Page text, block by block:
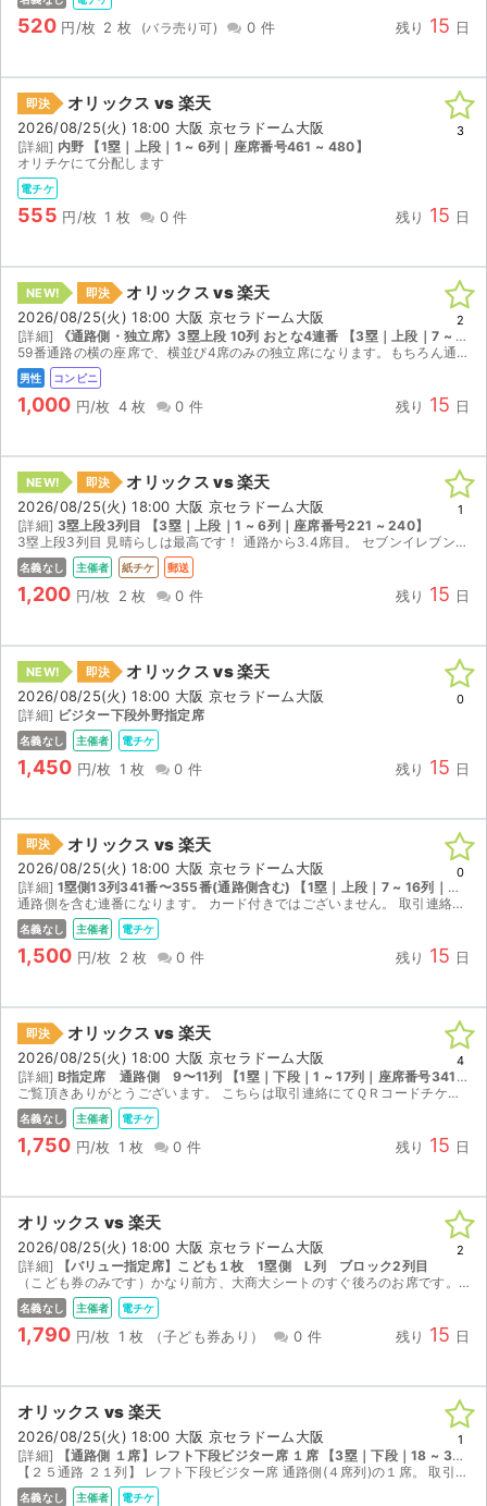
演劇・ミュージカル
ご利用ガイド
ご利用ガイド
手数料・お支払い方法
AIに質問する
よくある質問
お知らせ
サイト情報
チケットジャム運営会社
チケットジャム利用規約
プライバシーポリシー
特定商取引法に基づく表記
公演登録依頼
不正転売禁止法について
チケットジャムの取り組み
音楽情報
520 円/枚 2 枚 0 件 残り 15 日
即決 オリックス vs 楽天
2026/08/25(火) 18:00 大阪 京セラドーム大阪
[詳細] 内野 【1塁｜上段｜1 ~ 6列｜座席番号461 ~ 480】
オリチケにて分配します
電チケ
555 円/枚 1 枚 0 件 残り 15 日
3
NEW! 即決 オリックス vs 楽天
2026/08/25(火) 18:00 大阪 京セラドーム大阪
[詳細]
《通路側・独立席》3塁上段 10列 おとな4連番 【3塁｜上段｜7 ~ 16列｜座席番号281 ~ 300】
59番通路の横の座席で、横並び4席のみの独立席になります。もちろん通路に面しています。コンビニ発券用番号をお伝えします。未発券のため、バラ売りは不可でお願いいたします。中止の場合は、9割の金額を...
男性 コンビニ
1,000 円/枚 4 枚 0 件 残り 15 日
2
NEW! 即決 オリックス vs 楽天
2026/08/25(火) 18:00 大阪 京セラドーム大阪
[詳細] 3塁上段3列目 【3塁｜上段｜1 ~ 6列｜座席番号221 ~ 240】
3塁上段3列目 見晴らしは最高です！ 通路から3.4席目。 セブンイレブンの発券番号を 取引メッセージに、 添付致します。 郵送をご希望の方は こちらで発券し 特定記録郵便にて発送致しま...
名義なし 主催者 紙チケ 郵送
1,200 円/枚 2 枚 0 件 残り 15 日
1
NEW! 即決 オリックス vs 楽天
2026/08/25(火) 18:00 大阪 京セラドーム大阪
[詳細] ビジター下段外野指定席
名義なし 主催者 電チケ
1,450 円/枚 1 枚 0 件 残り 15 日
0
即決 オリックス vs 楽天
2026/08/25(火) 18:00 大阪 京セラドーム大阪
[詳細] 1塁側13列341番〜355番(通路側含む) 【1塁｜上段｜7 ~ 16列｜座席番号341 ~ 360】
通路側を含む連番になります。 カード付きではございません。 取引連絡よりチケットのURLを送付いたします。
名義なし 主催者 電チケ
1,500 円/枚 2 枚 0 件 残り 15 日
0
即決 オリックス vs 楽天
2026/08/25(火) 18:00 大阪 京セラドーム大阪
[詳細] B指定席 通路側 9〜11列 【1塁｜下段｜1 ~ 17列｜座席番号341 ~ 360】
ご覧頂きありがとうございます。 こちらは取引連絡にてＱＲコードチケットのURLのお渡しになります。 当日直接ゲートで係員の指示に従ってかざしてご入場願います。 ご質問等の多い内容を...
名義なし 主催者 電チケ
1,750 円/枚 1 枚 0 件 残り 15 日
4
オリックス vs 楽天
2026/08/25(火) 18:00 大阪 京セラドーム大阪
[詳細]
【バリュー指定席】こども１枚 1塁側 L列 ブロック2列目
（こども券のみです）かなり前方、大商大シートのすぐ後ろのお席です。取引連絡にURLリンクを添付致します。
名義なし 主催者 電チケ
1,790 円/枚 1 枚 （子ども券あり） 0 件 残り 15 日
2
オリックス vs 楽天
2026/08/25(火) 18:00 大阪 京セラドーム大阪
[詳細]
【通路側 １席】レフト下段ビジター席 １席 【3塁｜下段｜18 ~ 33列｜座席番号501 ~ 560】
【２５通路 ２１列】 レフト下段ビジター席 通路側(４席列)の１席。 取引連絡にデジタルチケットのURLを送ります。
名義なし 主催者 電チケ
1